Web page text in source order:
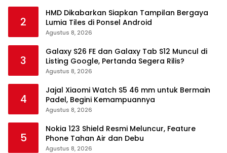
2
HMD Dikabarkan Siapkan Tampilan Bergaya
Lumia Tiles di Ponsel Android
Agustus 8, 2026
3
Galaxy S26 FE dan Galaxy Tab S12 Muncul di
Listing Google, Pertanda Segera Rilis?
Agustus 8, 2026
4
Jajal Xiaomi Watch S5 46 mm untuk Bermain
Padel, Begini Kemampuannya
Agustus 8, 2026
5
Nokia 123 Shield Resmi Meluncur, Feature
Phone Tahan Air dan Debu
Agustus 8, 2026